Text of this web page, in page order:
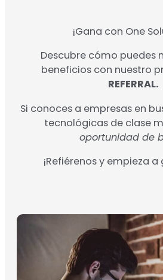
¡Gana con One
Descubre cómo puedes
beneficios con nuestro
REFERRAL.
Si conoces a empresas en
tecnológicas de clase
oportunidad de
¡Refiérenos y empieza